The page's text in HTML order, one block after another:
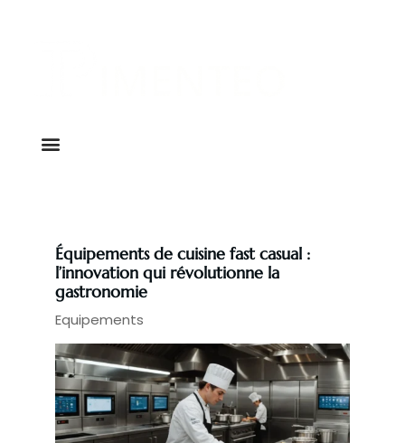
Équipements de cuisine fast casual :
l’innovation qui révolutionne la
gastronomie
Equipements